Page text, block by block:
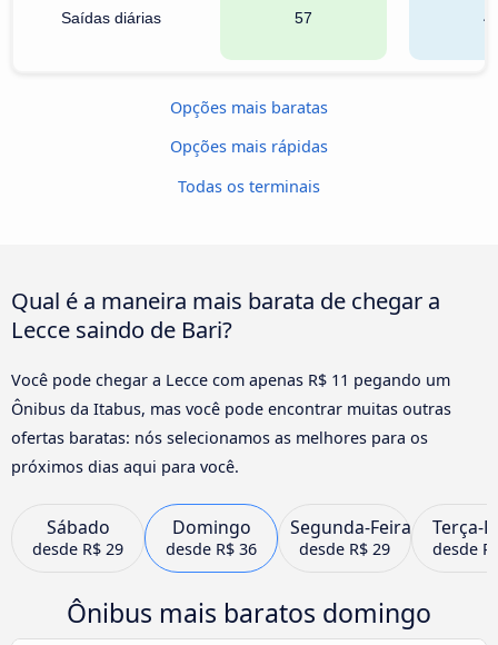
Saídas diárias 57
Opções mais baratas
Opções mais rápidas
Todas os terminais
Qual é a maneira mais barata de chegar a
Lecce saindo de Bari?
Você pode chegar a Lecce com apenas R$ 11 pegando um
Ônibus da Itabus, mas você pode encontrar muitas outras
ofertas baratas: nós selecionamos as melhores para os
próximos dias aqui para você.
Sábado
desde R$ 29
Domingo
desde R$ 36
Segunda-Feira
desde R$ 29
Terça-
desde
Ônibus mais baratos domingo